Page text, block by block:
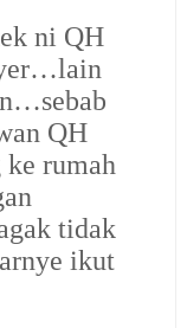
ni QH
QH
ke rumah
tidak
ikut